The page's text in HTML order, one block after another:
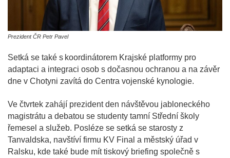
Prezident ČR Petr Pavel
Setká se také s koordinátorem Krajské platformy pro
adaptaci a integraci osob s dočasnou ochranou a na závěr
dne v Chotyni zavítá do Centra vojenské kynologie.
Ve čtvrtek zahájí prezident den návštěvou jabloneckého
magistrátu a debatou se studenty tamní Střední školy
řemesel a služeb. Posléze se setká se starosty z
Tanvaldska, navštíví firmu KV Final a městský úřad v
Ralsku, kde také bude mít tiskový briefing společně s